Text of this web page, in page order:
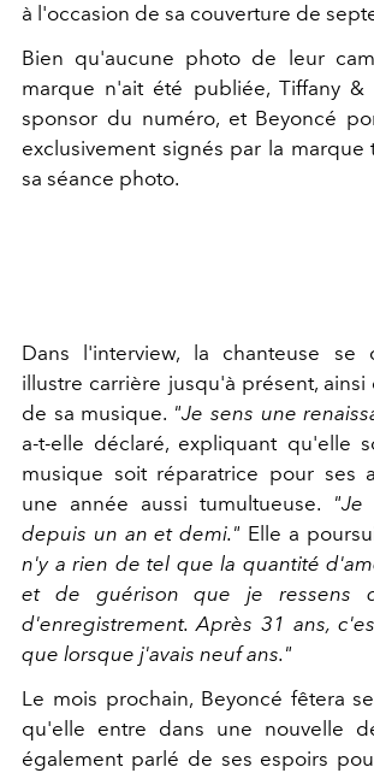
à l'occasion de sa couverture de
Bien qu'aucune photo de leur
marque n'ait été publiée, Tiffany &
sponsor du numéro, et Beyoncé
exclusivement signés par la
sa séance photo.
Dans l'interview, la chanteuse se
illustre carrière jusqu'à présent, ainsi
de sa musique. "Je sens une
a-t-elle déclaré, expliquant qu'elle
musique soit réparatrice pour ses
une année aussi tumultueuse.
"Je
depuis un an et demi." Elle a
n'y a rien de tel que la quantité
et de guérison que je ressens
d'enregistrement. Après 31 ans,
que lorsque j'avais neuf ans."
Le mois prochain, Beyoncé fêtera
qu'elle entre dans une nouvelle
également parlé de ses espoirs